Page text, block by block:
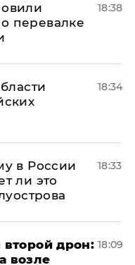
перевалке
18:38
18:34
в России
ли это
18:33
дрон:
возле
18:09